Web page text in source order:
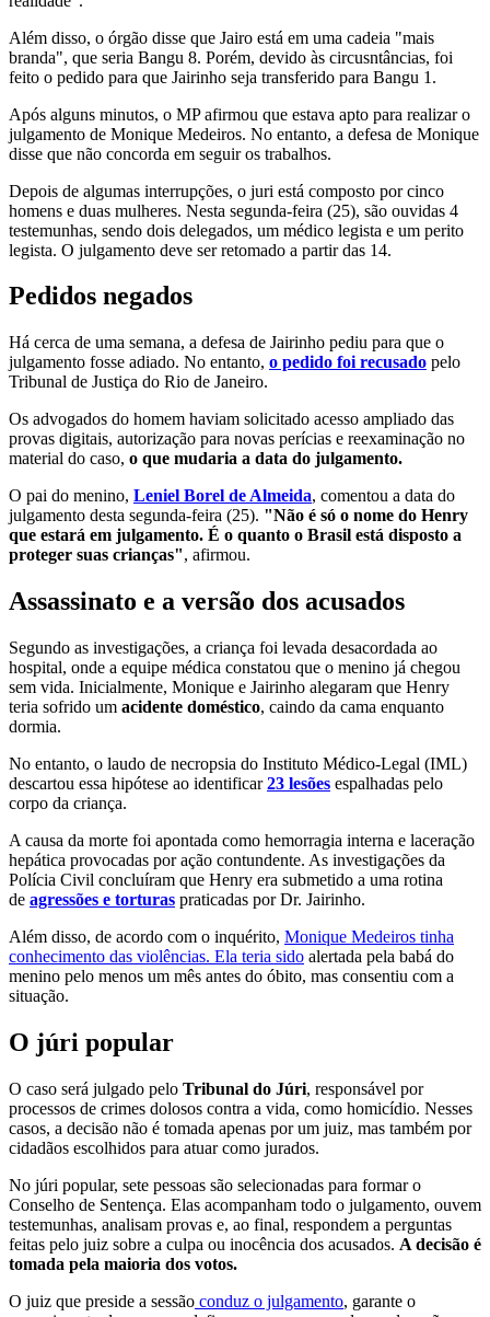
Além disso, o órgão disse que Jairo está em uma cadeia "mais
branda", que seria Bangu 8. Porém, devido às circusntâncias, foi
feito o pedido para que Jairinho seja transferido para Bangu 1.
Após alguns minutos, o MP afirmou que estava apto para realizar o
julgamento de Monique Medeiros. No entanto, a defesa de Monique
disse que não concorda em seguir os trabalhos.
Depois de algumas interrupções, o juri está composto por cinco
homens e duas mulheres. Nesta segunda-feira (25), são ouvidas 4
testemunhas, sendo dois delegados, um médico legista e um perito
legista. O julgamento deve ser retomado a partir das 14.
Pedidos negados
Há cerca de uma semana, a defesa de Jairinho pediu para que o
julgamento fosse adiado. No entanto, o pedido foi recusado pelo
Tribunal de Justiça do Rio de Janeiro.
Os advogados do homem haviam solicitado acesso ampliado das
provas digitais, autorização para novas perícias e reexaminação no
material do caso, o que mudaria a data do julgamento.
O pai do menino, Leniel Borel de Almeida, comentou a data do
julgamento desta segunda-feira (25). "Não é só o nome do Henry
que estará em julgamento. É o quanto o Brasil está disposto a
proteger suas crianças", afirmou.
Assassinato e a versão dos acusados
Segundo as investigações, a criança foi levada desacordada ao
hospital, onde a equipe médica constatou que o menino já chegou
sem vida. Inicialmente, Monique e Jairinho alegaram que Henry
teria sofrido um acidente doméstico, caindo da cama enquanto
dormia.
No entanto, o laudo de necropsia do Instituto Médico-Legal (IML)
descartou essa hipótese ao identificar23 lesões espalhadas pelo
corpo da criança.
A causa da morte foi apontada como hemorragia interna e laceração
hepática provocadas por ação contundente. As investigações da
Polícia Civil concluíram que Henry era submetido a uma rotina
de agressões e torturas praticadas por Dr. Jairinho.
Além disso, de acordo com o inquérito, Monique Medeiros tinha
conhecimento das violências. Ela teria sido alertada pela babá do
menino pelo menos um mês antes do óbito, mas consentiu com a
situação.
O júri popular
O caso será julgado pelo Tribunal do Júri, responsável por
processos de crimes dolosos contra a vida, como homicídio. Nesses
casos, a decisão não é tomada apenas por um juiz, mas também por
cidadãos escolhidos para atuar como jurados.
No júri popular, sete pessoas são selecionadas para formar o
Conselho de Sentença. Elas acompanham todo o julgamento, ouvem
testemunhas, analisam provas e, ao final, respondem a perguntas
feitas pelo juiz sobre a culpa ou inocência dos acusados. A decisão é
tomada pela maioria dos votos.
O juiz que preside a sessão conduz o julgamento, garante o